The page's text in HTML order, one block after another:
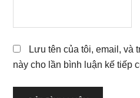
Lưu tên của tôi, email, và
này cho lần bình luận kế tiếp